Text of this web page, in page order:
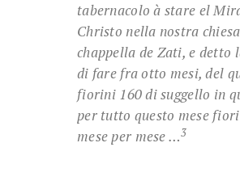
tabernacolo à stare el
Christo nella nostra
chappella de Zati, e detto
di fare fra otto mesi, del
fiorini 160 di suggello in
per tutto questo mese
mese per mese …3